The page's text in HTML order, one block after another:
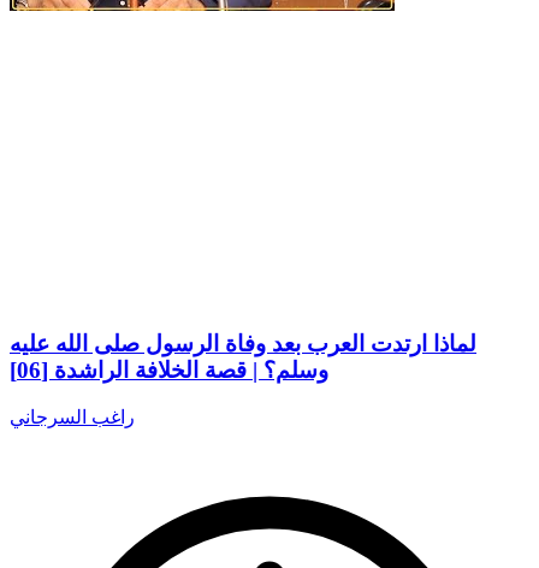
لماذا ارتدت العرب بعد وفاة الرسول صلى الله عليه
وسلم؟ | قصة الخلافة الراشدة [06]
راغب السرجاني